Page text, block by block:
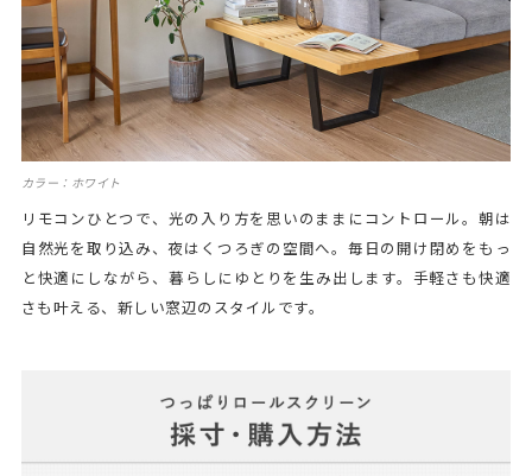
カラー：ホワイト
リモコンひとつで、光の入り方を思いのままにコントロール。朝は
自然光を取り込み、夜はくつろぎの空間へ。毎日の開け閉めをもっ
と快適にしながら、暮らしにゆとりを生み出します。手軽さも快適
さも叶える、新しい窓辺のスタイルです。